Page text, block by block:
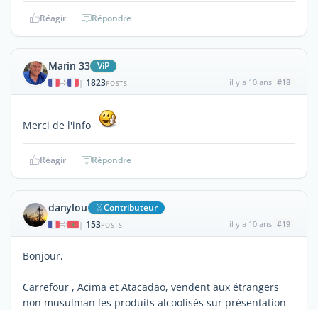
Réagir Répondre
Marin 33 ViP
| 1823POSTS il y a 10 ans #18
Merci de l'info
Réagir Répondre
danylou Contributeur
| 153POSTS il y a 10 ans #19
Bonjour,
Carrefour , Acima et Atacadao, vendent aux étrangers
non musulman les produits alcoolisés sur présentation